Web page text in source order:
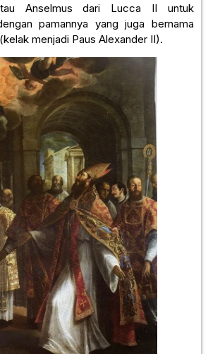
Anselmus dari Lucca II untuk
pamannya yang juga bernama
menjadi Paus Alexander II).